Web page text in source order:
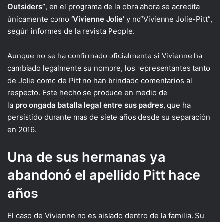
Outsiders”, en el programa de la obra ahora se acredita
únicamente como ‘Vivienne Jolie’ y no“Vivienne Jolie-Pitt”,
según informes de la revista People.
Aunque no se ha confirmado oficialmente si Vivienne ha
cambiado legalmente su nombre, los representantes tanto
de Jolie como de Pitt no han brindado comentarios al
respecto. Este hecho se produce en medio de
la prolongada batalla legal entre sus padres, que ha
persistido durante más de siete años desde su separación
en 2016.
Una de sus hermanas ya
abandonó el apellido Pitt hace
años
El caso de Vivienne no es aislado dentro de la familia. Su